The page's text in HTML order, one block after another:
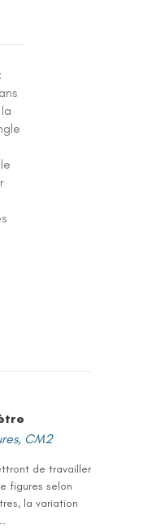
, CM2
de travailler
figures selon
la variation